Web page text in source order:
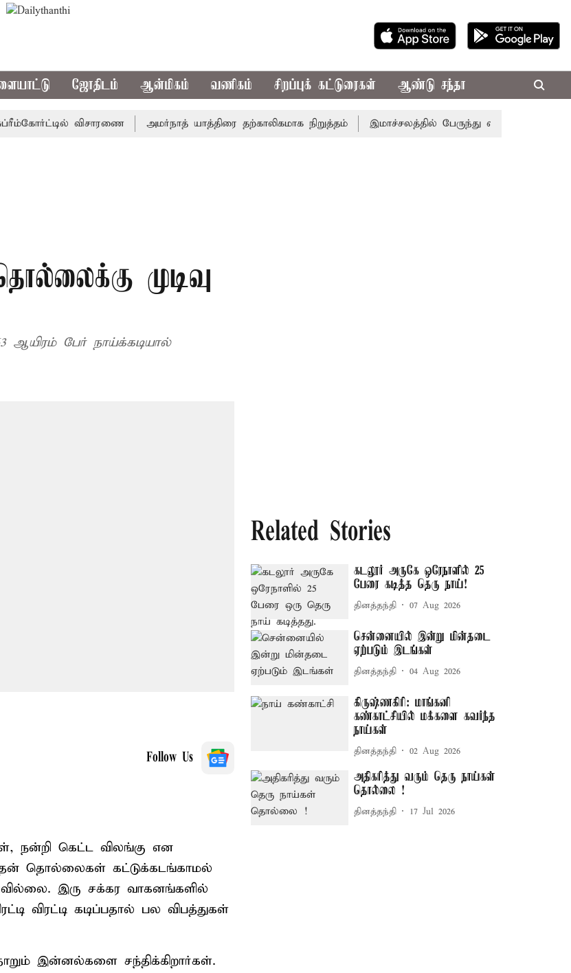
ஜோதிடம் ஆன்மிகம் வணிகம் சிறப்புக் கட்டுரைகள் ஆண்டு சந்தா
விசாரணை அமர்நாத் யாத்திரை தற்காலிகமாக நிறுத்தம் இமாச்சலத்தில் பேருந்து விபத்து; 7 பேர் பலி -
முடிவு
ஆயிரம் பேர் நாய்க்கடியால்
Follow Us
நன்றி கெட்ட விலங்கு என
தொல்லைகள் கட்டுக்கடங்காமல்
இரு சக்கர வாகனங்களில்
விரட்டி கடிப்பதால் பல விபத்துகள்
இன்னல்களை சந்திக்கிறார்கள்.
Related Stories
கடலூர் அருகே ஒரேநாளில் 25
பேரை கடித்த தெரு நாய்!
தினத்தந்தி 07 Aug 2026
சென்னையில் இன்று மின்தடை
ஏற்படும் இடங்கள்
தினத்தந்தி 04 Aug 2026
கிருஷ்ணகிரி: மாங்கனி
கண்காட்சியில் மக்களை கவர்ந்த
நாய்கள்
தினத்தந்தி 02 Aug 2026
அதிகரித்து வரும் தெரு நாய்கள்
தொல்லை !
தினத்தந்தி 17 Jul 2026